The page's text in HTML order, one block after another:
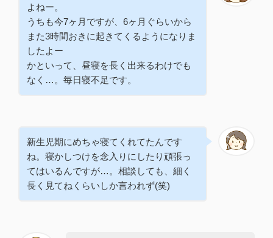
よねー。
うちも今7ヶ月ですが、6ヶ月ぐらいから
また3時間おきに起きてくるようになりま
したよー
かといって、昼寝を長く出来るわけでも
なく…。毎日寝不足です。
新生児期にめちゃ寝てくれてたんです
ね。寝かしつけを念入りにしたり頑張っ
てはいるんですが…。相談しても、細く
長く見てねくらいしか言われず(笑)